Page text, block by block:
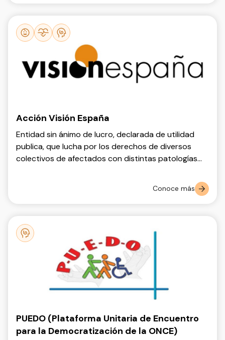
Acción Visión España
Entidad sin ánimo de lucro, declarada de utilidad
publica, que lucha por los derechos de diversos
colectivos de afectados con distintas patologías
Conoce más
PUEDO (Plataforma Unitaria de Encuentro
para la Democratización de la ONCE)